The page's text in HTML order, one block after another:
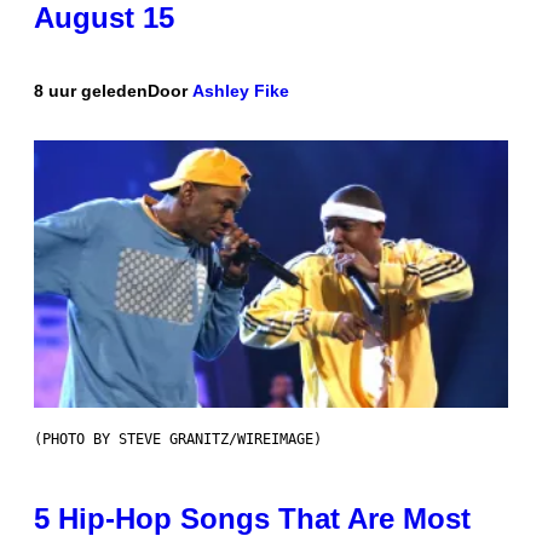
August 15
8 uur geledenDoorAshley Fike
(PHOTO BY STEVE GRANITZ/WIREIMAGE)
5 Hip-Hop Songs That Are Most